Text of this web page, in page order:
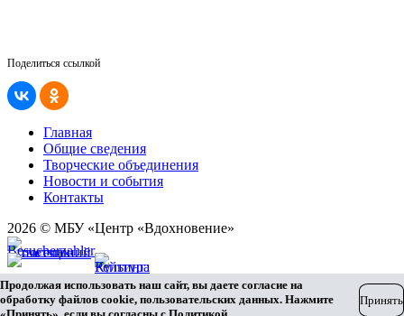
Поделиться ссылкой
Главная
Общие сведения
Творческие объединения
Новости и события
Контакты
2026 © МБУ «Центр «Вдохновение»
Карта сайта
Разработка сайта
Продолжая использовать наш сайт, вы даете согласие на
обработку файлов cookie, пользовательских данных. Нажмите
Принять